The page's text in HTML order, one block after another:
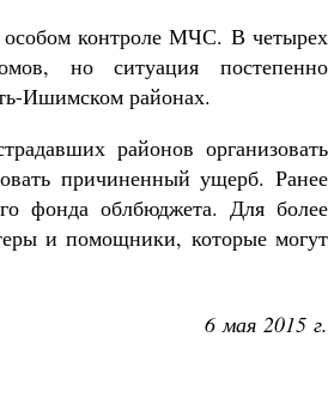
особом контроле МЧС. В четырех
но ситуация постепенно
Ишимском районах.
районов организовать
причиненный ущерб. Ранее
фонда облбюджета. Для более
и помощники, которые могут
6 мая 2015 г.